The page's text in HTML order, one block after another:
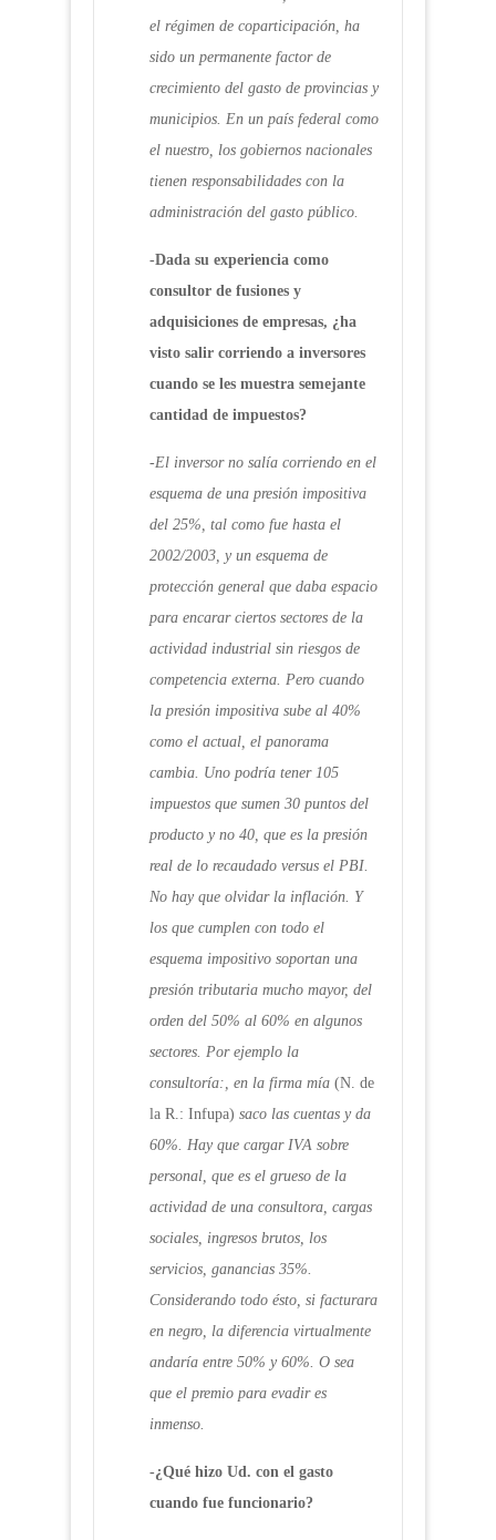
el régimen de coparticipación, ha
sido un permanente factor de
crecimiento del gasto de provincias y
municipios. En un país federal como
el nuestro, los gobiernos nacionales
tienen responsabilidades con la
administración del gasto público.
-Dada su experiencia como
consultor de fusiones y
adquisiciones de empresas, ¿ha
visto salir corriendo a inversores
cuando se les muestra semejante
cantidad de impuestos?
-El inversor no salía corriendo en el
esquema de una presión impositiva
del 25%, tal como fue hasta el
2002/2003, y un esquema de
protección general que daba espacio
para encarar ciertos sectores de la
actividad industrial sin riesgos de
competencia externa. Pero cuando
la presión impositiva sube al 40%
como el actual, el panorama
cambia. Uno podría tener 105
impuestos que sumen 30 puntos del
producto y no 40, que es la presión
real de lo recaudado versus el PBI.
No hay que olvidar la inflación. Y
los que cumplen con todo el
esquema impositivo soportan una
presión tributaria mucho mayor, del
orden del 50% al 60% en algunos
sectores. Por ejemplo la
consultoría:, en la firma mía (N. de
la R.: Infupa) saco las cuentas y da
60%. Hay que cargar IVA sobre
personal, que es el grueso de la
actividad de una consultora, cargas
sociales, ingresos brutos, los
servicios, ganancias 35%.
Considerando todo ésto, si facturara
en negro, la diferencia virtualmente
andaría entre 50% y 60%. O sea
que el premio para evadir es
inmenso.
-¿Qué hizo Ud. con el gasto
cuando fue funcionario?